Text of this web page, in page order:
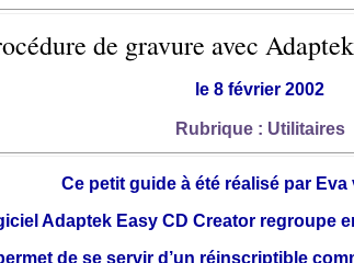
de gravure avec
le 8 février 2002
Rubrique : Utilitaires
Ce petit guide à été réalisé par Eva
Adaptek Easy CD Creator regroupe
de se servir d’un réinscriptible